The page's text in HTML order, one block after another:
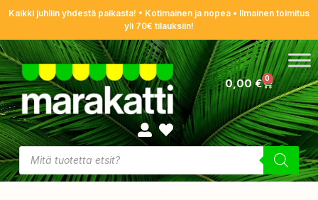
Kaikki juhliin yhdestä paikasta! • Kotimainen ja nopea • Ilmainen toimitus
yli 70€ tilauksiin!
0,00€ 0